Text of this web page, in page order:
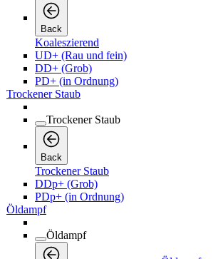
Back
Koaleszierend
UD+ (Rau und fein)
DD+ (Grob)
PD+ (in Ordnung)
Trockener Staub
Trockener Staub
Back
Trockener Staub
DDp+ (Grob)
PDp+ (in Ordnung)
Öldampf
Öldampf